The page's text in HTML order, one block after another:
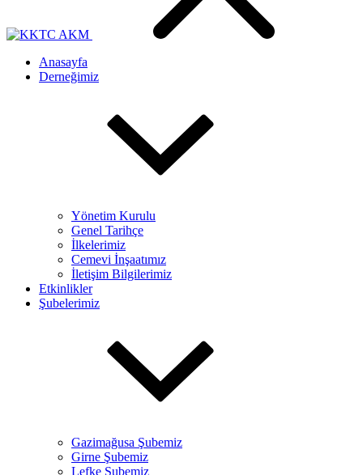
Anasayfa
Derneğimiz
Yönetim Kurulu
Genel Tarihçe
İlkelerimiz
Cemevi İnşaatımız
İletişim Bilgilerimiz
Etkinlikler
Şubelerimiz
Gazimağusa Şubemiz
Girne Şubemiz
Lefke Şubemiz